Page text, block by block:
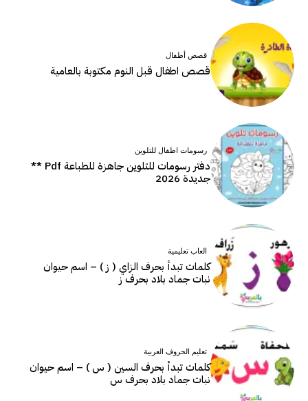
قصص أطفال
قصص اطفال قبل النوم مكتوبة بالعامية
رسومات اطفال للتلوين
دفتر رسومات للتلوين جاهزة للطباعة Pdf **
جديدة 2026
العاب تعليمية
كلمات تبدأ بحرف الزاي ( ز ) – اسم حيوان
نبات جماد بلاد بحرف ز
تعليم الحروف العربية
كلمات تبدأ بحرف السين ( س ) – اسم حيوان
نبات جماد بلاد بحرف س